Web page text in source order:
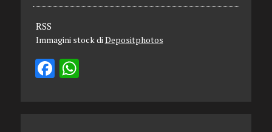
RSS
Immagini stock diDepositphotos